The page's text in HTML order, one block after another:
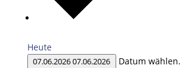
Heute
07.06.202607.06.2026 Datum wählen.